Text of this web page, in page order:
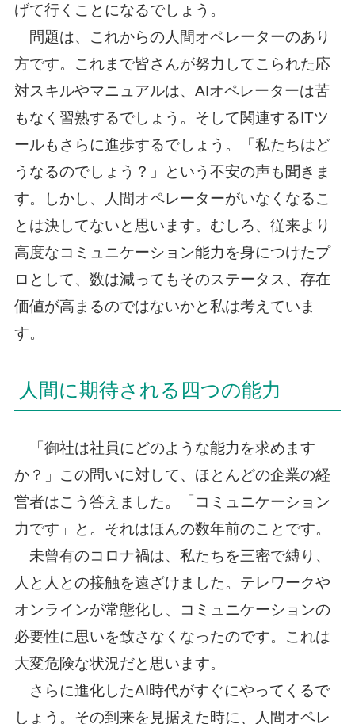
げて行くことになるでしょう。
問題は、これからの人間オペレーターのあり
方です。これまで皆さんが努力してこられた応
対スキルやマニュアルは、AIオペレーターは苦
もなく習熟するでしょう。そして関連するITツ
ールもさらに進歩するでしょう。「私たちはど
うなるのでしょう？」という不安の声も聞きま
す。しかし、人間オペレーターがいなくなるこ
とは決してないと思います。むしろ、従来より
高度なコミュニケーション能力を身につけたプ
ロとして、数は減ってもそのステータス、存在
価値が高まるのではないかと私は考えていま
す。
人間に期待される四つの能力
「御社は社員にどのような能力を求めます
か？」この問いに対して、ほとんどの企業の経
営者はこう答えました。「コミュニケーション
力です」と。それはほんの数年前のことです。
未曾有のコロナ禍は、私たちを三密で縛り、
人と人との接触を遠ざけました。テレワークや
オンラインが常態化し、コミュニケーションの
必要性に思いを致さなくなったのです。これは
大変危険な状況だと思います。
さらに進化したAI時代がすぐにやってくるで
しょう。その到来を見据えた時に、人間オペレ